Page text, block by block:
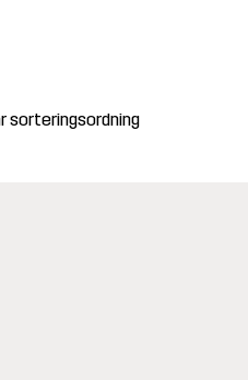
sorteringsordning